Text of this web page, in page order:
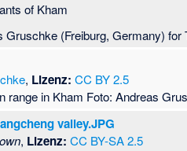
of Kham
Gruschke (Freiburg, Germany) for
, Lizenz: CC BY 2.5
range in Kham Foto: Andreas
valley.JPG
, Lizenz: CC BY-SA 2.5